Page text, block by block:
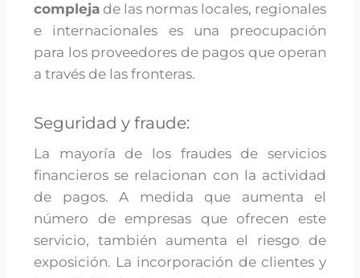
compleja de las normas locales, regionales
e internacionales es una preocupación
para los proveedores de pagos que operan
a través de las fronteras.
Seguridad y fraude:
La mayoría de los fraudes de servicios
financieros se relacionan con la actividad
de pagos. A medida que aumenta el
número de empresas que ofrecen este
servicio, también aumenta el riesgo de
exposición. La incorporación de clientes y